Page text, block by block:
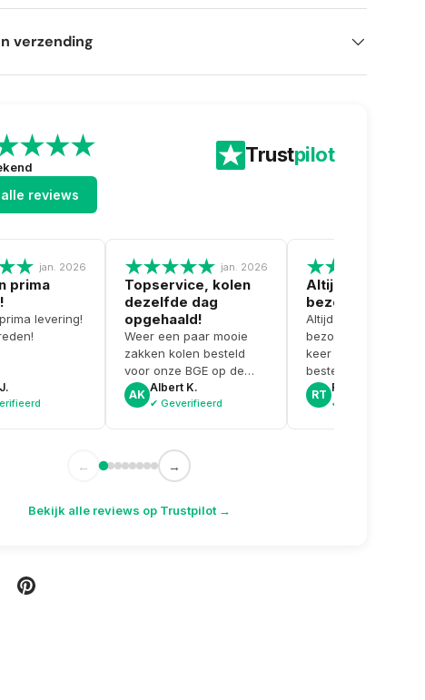
verzending
Trustpilot
reviews
jan. 2026
prima
levering!
jan. 2026
Topservice, kolen
dezelfde dag
opgehaald!
Weer een paar mooie
zakken kolen besteld
voor onze BGE op de
zaak. Kon ze dezelfde
dag nog ophalen en
bij. Topservice weer!
AK
Albert K.
✔ Geverifieerd
Altijd goed en
bezorging
Altijd goed en top
bezorging. Gewoon
keer weer een fijne
bestelling bij
RT
Roel T.
✔ Geverifieerd
← →
Bekijk alle reviews op Trustpilot →